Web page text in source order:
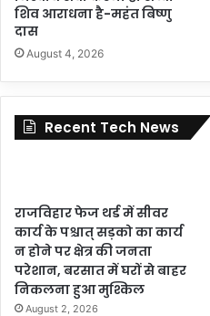
शिव आराधना है-महंत बिष्णु
दास
August 4, 2026
Recent Tech News
राजविहार फेज थर्ड में सीवर
कार्य के पश्चात् सड़को का कार्य
न होने पर क्षेत्र की जनता
परेशान, बरसात में घरों से बाहर
निकलना हुआ मुश्किल
August 2, 2026